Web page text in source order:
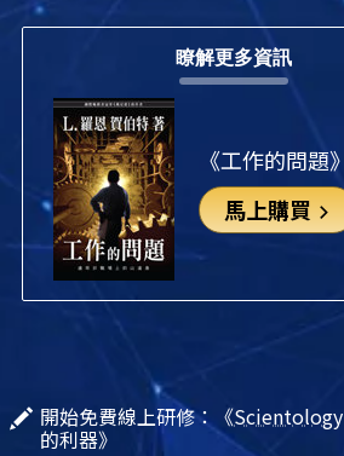
瞭解更多資訊
《工作的問題》
馬上購買
開始免費線上研修：《Scientology
的利器》